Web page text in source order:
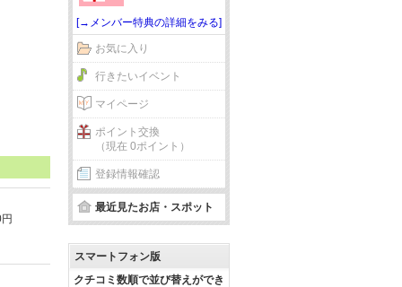
[→メンバー特典の詳細をみる]
お気に入り
行きたいイベント
マイページ
ポイント交換
（現在 0ポイント）
登録情報確認
最近見たお店・スポット
スマートフォン版
クチコミ数順で並び替えができ